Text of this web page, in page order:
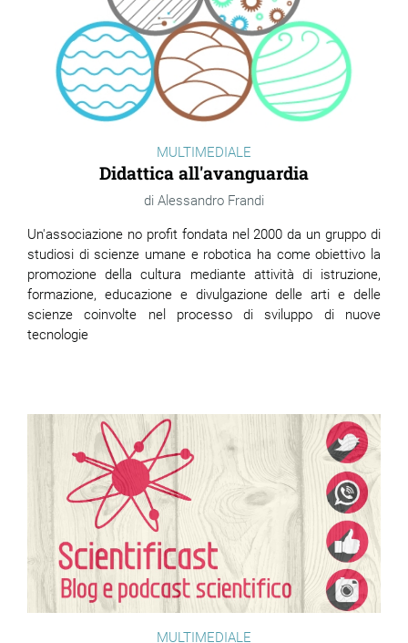
MULTIMEDIALE
Didattica all'avanguardia
Alessandro Frandi
Un'associazione no profit fondata nel 2000 da un gruppo di
studiosi di scienze umane e robotica ha come obiettivo la
promozione della cultura mediante attività di istruzione,
formazione, educazione e divulgazione delle arti e delle
scienze coinvolte nel processo di sviluppo di nuove
tecnologie
MULTIMEDIALE